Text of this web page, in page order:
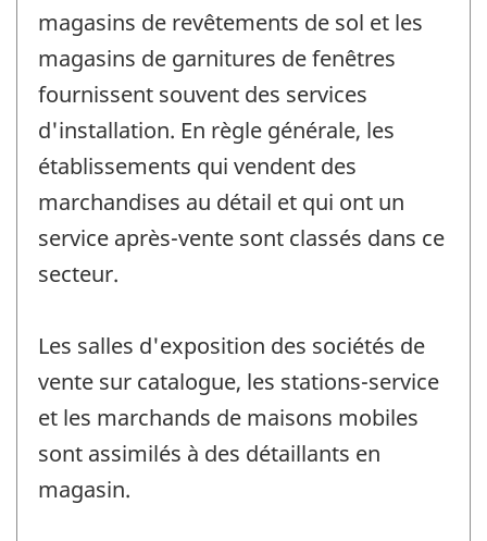
magasins de revêtements de sol et les
magasins de garnitures de fenêtres
fournissent souvent des services
d'installation. En règle générale, les
établissements qui vendent des
marchandises au détail et qui ont un
service après-vente sont classés dans ce
secteur.
Les salles d'exposition des sociétés de
vente sur catalogue, les stations-service
et les marchands de maisons mobiles
sont assimilés à des détaillants en
magasin.